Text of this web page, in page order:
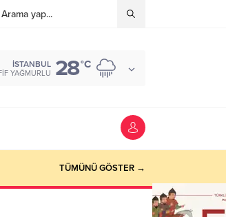
İSTANBUL
YAĞMURLU 28°C
TÜMÜNÜ GÖSTER →